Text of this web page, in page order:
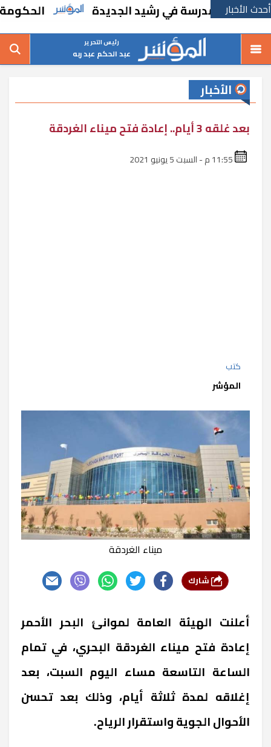
أحدث الأخبارمدرسة في رشيد الجديدة الحكومة تقر
رئيس التحرير
عبد الحكم عبد ربه
الأخبار
بعد غلقه 3 أيام.. إعادة فتح ميناء الغردقة
كتب
المؤشر
ميناء الغردقة
أعلنت الهيئة العامة لموانئ البحر الأحمر
إعادة فتح ميناء الغردقة البحري، في تمام
الساعة التاسعة مساء اليوم السبت، بعد
إغلاقه لمدة ثلاثة أيام، وذلك بعد تحسن
الأحوال الجوية واستقرار الرياح.